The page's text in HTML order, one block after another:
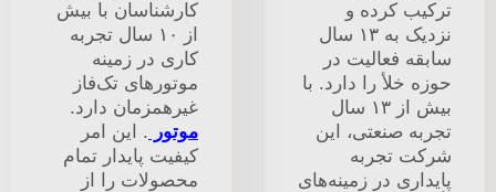
ترکیب کرده و
نزدیک به ۱۳ سال
سابقه فعالیت در
حوزه خلأ را دارد. با
بیش از ۱۳ سال
تجربه صنعتی، این
شرکت تجربه
پایداری در زمینه‌های
کارشناسان با بیش
از ۱۰ سال تجربه
کاری در زمینه
موتورهای تک‌فاز
غیرهمزمان دارد.
موتور . این امر
کیفیت پایدار تمام
محصولات را از